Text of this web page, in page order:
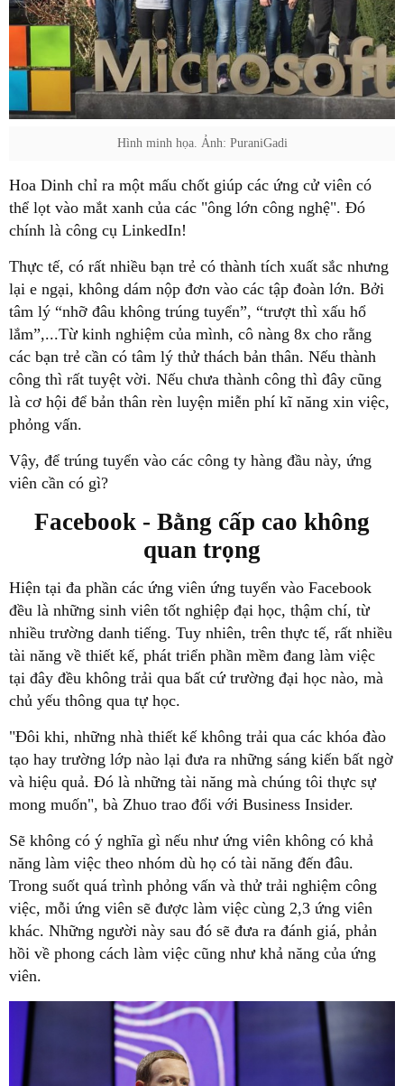
Hình minh họa. Ảnh: PuraniGadi
Hoa Dinh chỉ ra một mấu chốt giúp các ứng cử viên có
thể lọt vào mắt xanh của các "ông lớn công nghệ". Đó
chính là công cụ LinkedIn!
Thực tế, có rất nhiều bạn trẻ có thành tích xuất sắc nhưng
lại e ngại, không dám nộp đơn vào các tập đoàn lớn. Bởi
tâm lý “nhỡ đâu không trúng tuyển”, “trượt thì xấu hổ
lắm”,...Từ kinh nghiệm của mình, cô nàng 8x cho rằng
các bạn trẻ cần có tâm lý thử thách bản thân. Nếu thành
công thì rất tuyệt vời. Nếu chưa thành công thì đây cũng
là cơ hội để bản thân rèn luyện miễn phí kĩ năng xin việc,
phỏng vấn.
Vậy, để trúng tuyển vào các công ty hàng đầu này, ứng
viên cần có gì?
Facebook - Bằng cấp cao không
quan trọng
Hiện tại đa phần các ứng viên ứng tuyển vào Facebook
đều là những sinh viên tốt nghiệp đại học, thậm chí, từ
nhiều trường danh tiếng. Tuy nhiên, trên thực tế, rất nhiều
tài năng về thiết kế, phát triển phần mềm đang làm việc
tại đây đều không trải qua bất cứ trường đại học nào, mà
chủ yếu thông qua tự học.
"Đôi khi, những nhà thiết kế không trải qua các khóa đào
tạo hay trường lớp nào lại đưa ra những sáng kiến bất ngờ
và hiệu quả. Đó là những tài năng mà chúng tôi thực sự
mong muốn", bà Zhuo trao đổi với Business Insider.
Sẽ không có ý nghĩa gì nếu như ứng viên không có khả
năng làm việc theo nhóm dù họ có tài năng đến đâu.
Trong suốt quá trình phỏng vấn và thử trải nghiệm công
việc, mỗi ứng viên sẽ được làm việc cùng 2,3 ứng viên
khác. Những người này sau đó sẽ đưa ra đánh giá, phản
hồi về phong cách làm việc cũng như khả năng của ứng
viên.